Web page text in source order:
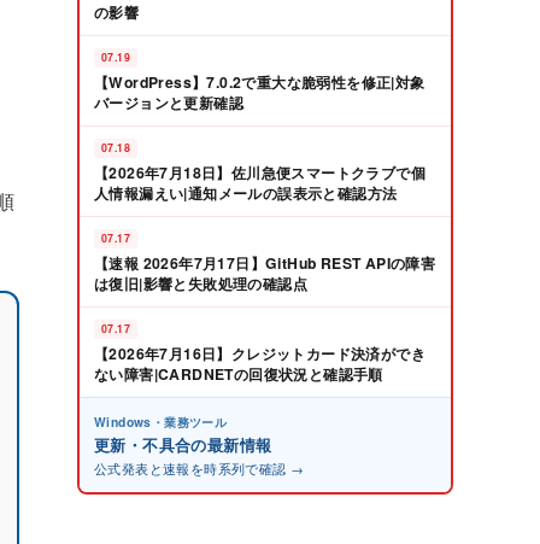
の影響
07.19
【WordPress】7.0.2で重大な脆弱性を修正|対象
バージョンと更新確認
07.18
【2026年7月18日】佐川急便スマートクラブで個
人情報漏えい|通知メールの誤表示と確認方法
07.17
【速報 2026年7月17日】GitHub REST APIの障害
は復旧|影響と失敗処理の確認点
07.17
【2026年7月16日】クレジットカード決済ができ
ない障害|CARDNETの回復状況と確認手順
Windows・業務ツール
更新・不具合の最新情報
公式発表と速報を時系列で確認 →